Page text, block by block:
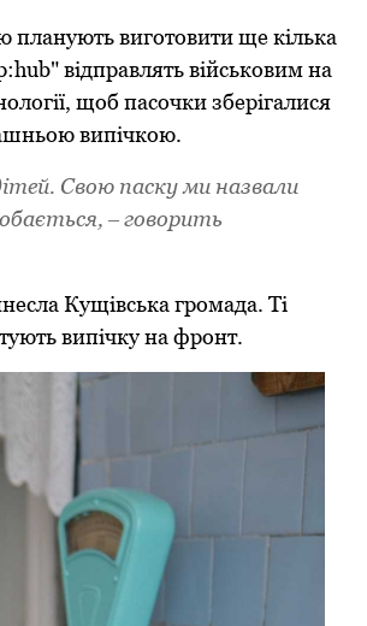
планують виготовити ще кілька
відправлять військовим на
щоб пасочки зберігалися
випічкою.
Свою паску ми назвали
– говорить
Кущівська громада. Ті
випічку на фронт.